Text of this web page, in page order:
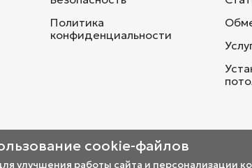
Политика
конфиденциальности
cookie-файлов
улучшения работы сайта и персонализации